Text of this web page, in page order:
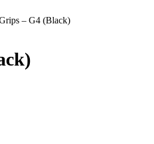
– G4 (Black)